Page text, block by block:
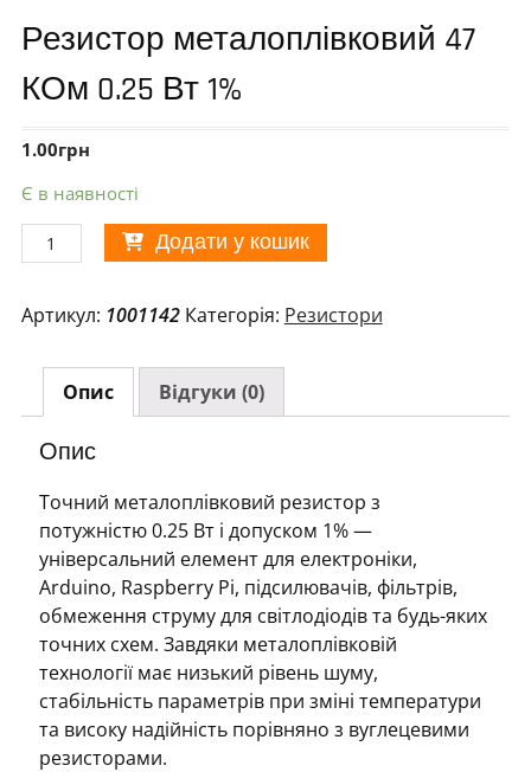
Резистор металоплівковий 47
КОм 0.25 Вт 1%
1.00грн
Є в наявності
Резистор
металоплівковий
КОм
Додати у кошик
Артикул: 1001142 Категорія: Резистори
Опис Відгуки (0)
Опис
Точний металоплівковий резистор з
потужністю 0.25 Вт і допуском 1% —
універсальний елемент для електроніки,
Arduino, Raspberry Pi, підсилювачів, фільтрів,
обмеження струму для світлодіодів та будь-яких
точних схем. Завдяки металоплівковій
технології має низький рівень шуму,
стабільність параметрів при зміні температури
та високу надійність порівняно з вуглецевими
резисторами.